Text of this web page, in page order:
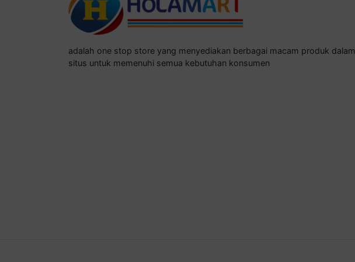
adalah one stop store yang menyediakan berbagai macam produk
situs untuk memenuhi semua kebutuhan konsumen